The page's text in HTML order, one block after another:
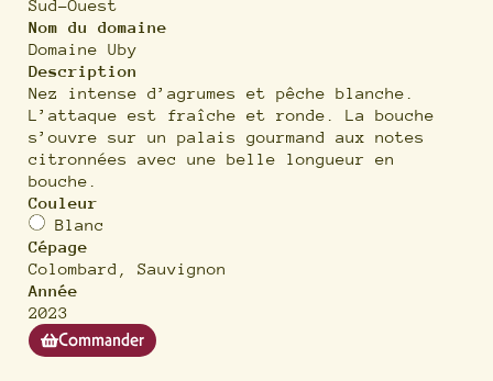
Sud-Ouest
Nom du domaine
Domaine Uby
Description
Nez intense d’agrumes et pêche blanche.
L’attaque est fraîche et ronde. La bouche
s’ouvre sur un palais gourmand aux notes
citronnées avec une belle longueur en
bouche.
Couleur
Blanc
Cépage
Colombard, Sauvignon
Année
2023
Commander